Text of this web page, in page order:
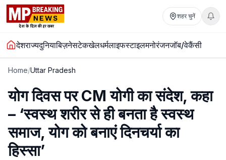
शहर चुनें
देशराज्यदुनियाबिज़नेसटेकखेलधर्मलाइफस्टाइलमनोरंजनजॉब/वेकैंसी
Home/Uttar Pradesh
योग दिवस पर CM योगी का संदेश, कहा
– ‘स्वस्थ शरीर से ही बनता है स्वस्थ
समाज, योग को बनाएं दिनचर्या का
हिस्सा’